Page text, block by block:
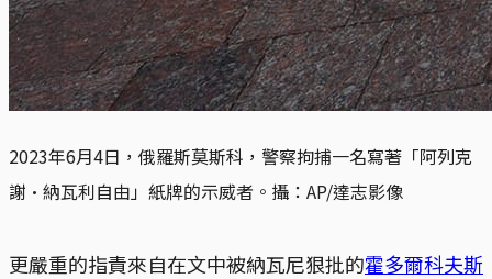
2023年6月4日，俄羅斯莫斯科，警察拘捕一名寫著「阿列克
謝·納瓦利自由」紙牌的示威者。攝：AP/達志影像
更嚴重的指責來自在文中被納瓦尼狠批的霍多爾科夫斯